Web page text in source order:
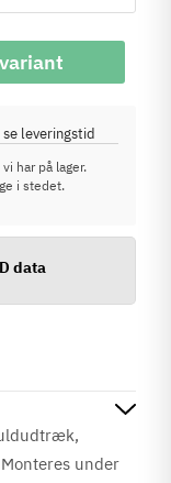
under
leveringstid
har på lager.
i stedet.
data